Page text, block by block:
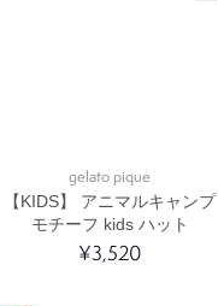
gelato pique
【KIDS】 アニマルキャンプ
モチーフ kids ハット
¥3,520